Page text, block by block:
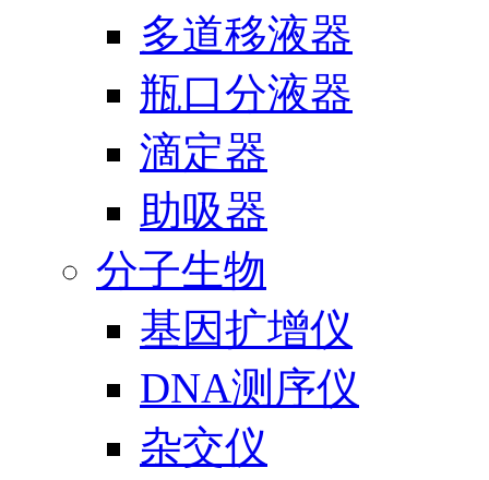
多道移液器
瓶口分液器
滴定器
助吸器
分子生物
基因扩增仪
DNA测序仪
杂交仪